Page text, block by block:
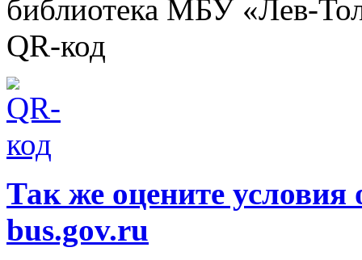
библиотека МБУ «Лев-
QR-код
Так же оцените условия
bus.gov.ru